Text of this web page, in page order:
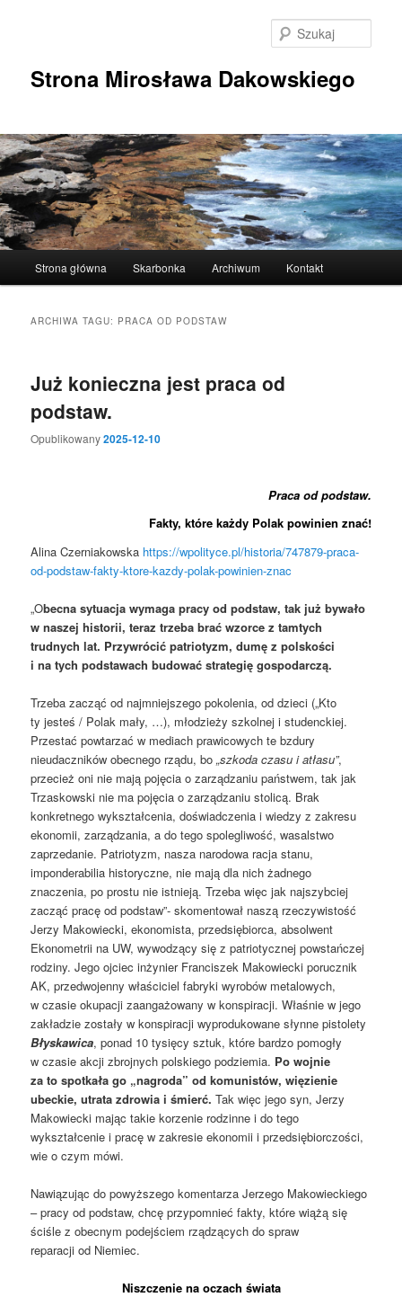
Strona Mirosława Dakowskiego
Strona główna Skarbonka Archiwum Kontakt
ARCHIWA TAGU: PRACA OD PODSTAW
Już konieczna jest praca od
podstaw.
Opublikowany2025-12-10
Praca od podstaw.
Fakty, które każdy Polak powinien znać!
Alina Czerniakowska https://wpolityce.pl/historia/747879-praca-
od-podstaw-fakty-ktore-kazdy-polak-powinien-znac
„Obecna sytuacja wymaga pracy od podstaw, tak już bywało
w naszej historii, teraz trzeba brać wzorce z tamtych
trudnych lat. Przywrócić patriotyzm, dumę z polskości
i na tych podstawach budować strategię gospodarczą.
Trzeba zacząć od najmniejszego pokolenia, od dzieci („Kto
ty jesteś / Polak mały, …), młodzieży szkolnej i studenckiej.
Przestać powtarzać w mediach prawicowych te bzdury
nieudaczników obecnego rządu, bo„szkoda czasu i atłasu”,
przecież oni nie mają pojęcia o zarządzaniu państwem, tak jak
Trzaskowski nie ma pojęcia o zarządzaniu stolicą. Brak
konkretnego wykształcenia, doświadczenia i wiedzy z zakresu
ekonomii, zarządzania, a do tego spolegliwość, wasalstwo
zaprzedanie. Patriotyzm, nasza narodowa racja stanu,
imponderabilia historyczne, nie mają dla nich żadnego
znaczenia, po prostu nie istnieją. Trzeba więc jak najszybciej
zacząć pracę od podstaw”- skomentował naszą rzeczywistość
Jerzy Makowiecki, ekonomista, przedsiębiorca, absolwent
Ekonometrii na UW, wywodzący się z patriotycznej powstańczej
rodziny. Jego ojciec inżynier Franciszek Makowiecki porucznik
AK, przedwojenny właściciel fabryki wyrobów metalowych,
w czasie okupacji zaangażowany w konspiracji. Właśnie w jego
zakładzie zostały w konspiracji wyprodukowane słynne pistolety
Błyskawica, ponad 10 tysięcy sztuk, które bardzo pomogły
w czasie akcji zbrojnych polskiego podziemia. Po wojnie
za to spotkała go „nagroda” od komunistów, więzienie
ubeckie, utrata zdrowia i śmierć.Tak więc jego syn, Jerzy
Makowiecki mając takie korzenie rodzinne i do tego
wykształcenie i pracę w zakresie ekonomii i przedsiębiorczości,
wie o czym mówi.
Nawiązując do powyższego komentarza Jerzego Makowieckiego
– pracy od podstaw, chcę przypomnieć fakty, które wiążą się
ściśle z obecnym podejściem rządzących do spraw
reparacji od Niemiec.
Niszczenie na oczach świata